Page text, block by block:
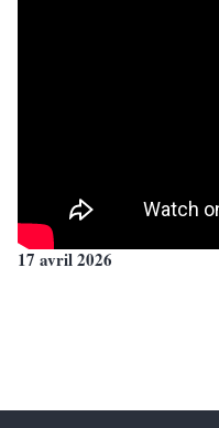
17 avril 2026